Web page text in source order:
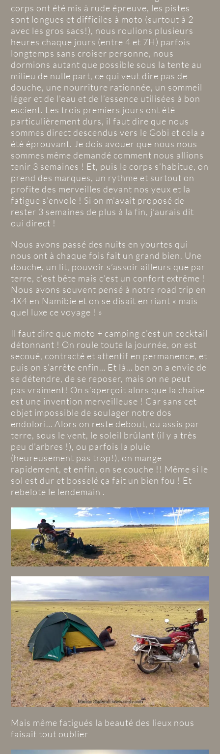
corps ont été mis à rude épreuve, les pistes
sont longues et difficiles à moto (surtout à 2
avec les gros sacs!), nous roulions plusieurs
heures chaque jours (entre 4 et 7H) parfois
longtemps sans croiser personne, nous
dormions autant que possible sous la tente au
milieu de nulle part, ce qui veut dire pas de
douche, une nourriture rationnée, un sommeil
léger et de l’eau et de l’essence utilisées à bon
escient. Les trois premiers jours ont été
particulièrement durs, il faut dire que nous
sommes direct descendus vers le Gobi et cela a
été éprouvant. Je dois avouer que nous nous
sommes même demandé comment nous allions
tenir 3 semaines ! Et, puis le corps s’habitue, on
prend des marques, un rythme et surtout on
profite des merveilles devant nos yeux et la
fatigue s’envole ! Si on m’avait proposé de
rester 3 semaines de plus à la fin, j’aurais dit
oui direct !
Nous avons passé des nuits en yourtes qui
nous ont à chaque fois fait un grand bien. Une
douche, un lit, pouvoir s’assoir ailleurs que par
terre, c’est bête mais c’est un confort extrême !
Nous avons souvent pensé à notre road trip en
4X4 en Namibie et on se disait en riant « mais
quel luxe ce voyage ! »
Il faut dire que moto + camping c’est un cocktail
détonnant ! On roule toute la journée, on est
secoué, contracté et attentif en permanence, et
puis on s’arrête enfin… Et là… ben on a envie de
se détendre, de se reposer, mais on ne peut
pas vraiment! On s’aperçoit alors que la chaise
est une invention merveilleuse ! Car sans cet
objet impossible de soulager notre dos
endolori… Alors on reste debout, ou assis par
terre, sous le vent, le soleil brûlant (il y a très
peu d’arbres !), ou parfois la pluie
(heureusement pas trop!), on mange
rapidement, et enfin, on se couche !! Même si le
sol est dur et bosselé ça fait un bien fou ! Et
rebelote le lendemain .
Mais même fatigués la beauté des lieux nous
faisait tout oublier